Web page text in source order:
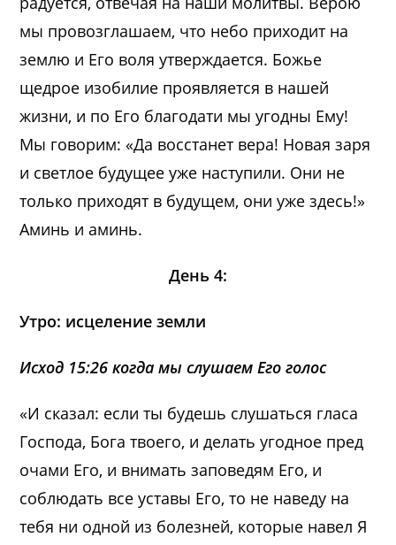
мы провозглашаем, что небо приходит на
землю и Его воля утверждается. Божье
щедрое изобилие проявляется в нашей
жизни, и по Его благодати мы угодны Ему!
Мы говорим: «Да восстанет вера! Новая заря
и светлое будущее уже наступили. Они не
только приходят в будущем, они уже здесь!»
Аминь и аминь.
День 4:
Утро: исцеление земли
Исход 15:26 когда мы слушаем Его голос
«И сказал: если ты будешь слушаться гласа
Господа, Бога твоего, и делать угодное пред
очами Его, и внимать заповедям Его, и
соблюдать все уставы Его, то не наведу на
тебя ни одной из болезней, которые навел Я